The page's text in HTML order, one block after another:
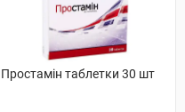
Простамін таблетки 30 шт